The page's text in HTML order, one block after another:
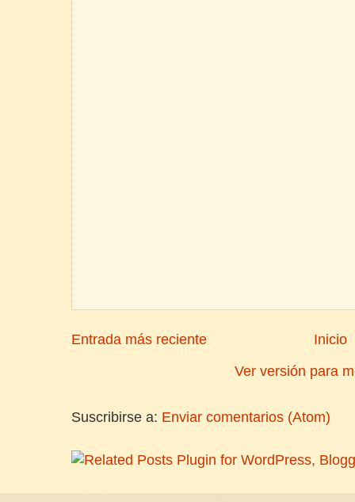
Entrada más reciente
Inicio
Ver versión para
Suscribirse a: Enviar comentarios (Atom)